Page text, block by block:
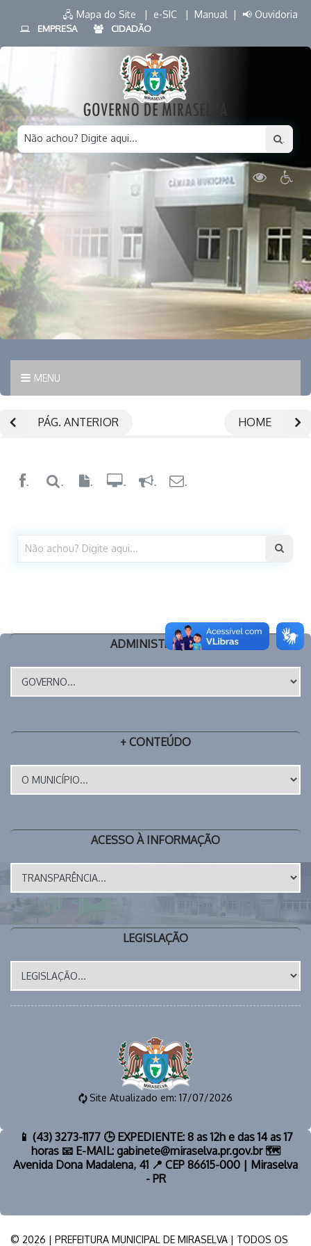
🖧 Mapa do Site | e-SIC | Manual | 📢 Ouvidoria
EMPRESA CIDADÃO
Não achou? Digite aqui...
MENU
PÁG. ANTERIOR HOME
. . .
ADMINISTRAÇÃO
+ CONTEÚDO
ACESSO À INFORMAÇÃO
LEGISLAÇÃO
Site Atualizado em: 17/07/2026
📱 (43) 3273-1177 🕒 EXPEDIENTE: 8 as 12h e das 14 as 17
horas 📧 E-MAIL: gabinete@miraselva.pr.gov.br 🗺️
Avenida Dona Madalena, 41 📍 CEP 86615-000 | Miraselva
- PR
© 2026 | PREFEITURA MUNICIPAL DE MIRASELVA | TODOS OS